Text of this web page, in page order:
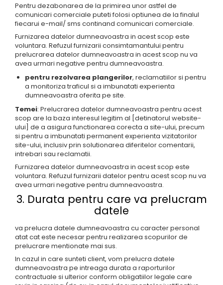
Pentru dezabonarea de la primirea unor astfel de
comunicari comerciale puteti folosi optiunea de la finalul
fiecarui e-mail/ sms continand comunicari comerciale.
Furnizarea datelor dumneavoastra in acest scop este
voluntara. Refuzul furnizarii consimtamantului pentru
prelucrarea datelor dumneavoastra in acest scop nu va
avea urmari negative pentru dumneavoastra.
pentru rezolvarea plangerilor, reclamatiilor si pentru
a monitoriza traficul si a imbunatati experienta
dumneavoastra oferita pe site.
Temei: Prelucrarea datelor dumneavoastra pentru acest
scop are la baza interesul legitim al [detinatorul website-
ului] de a asigura functionarea corecta a site-ului, precum
si pentru a imbunatati permanent experienta vizitatorilor
site-ului, inclusiv prin solutionarea diferitelor comentarii,
intrebari sau reclamatii.
Furnizarea datelor dumneavoastra in acest scop este
voluntara. Refuzul furnizarii datelor pentru acest scop nu va
avea urmari negative pentru dumneavoastra.
3. Durata pentru care va prelucram
datele
va prelucra datele dumneavoastra cu caracter personal
atat cat este necesar pentru realizarea scopurilor de
prelucrare mentionate mai sus.
In cazul in care sunteti client, vom prelucra datele
dumneavoastra pe intreaga durata a raporturilor
contractuale si ulterior conform obligatiilor legale care